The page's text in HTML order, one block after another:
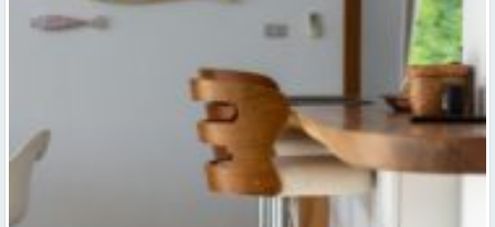
Ko darīt ar kolēģiem vasarā, 10 aktīvas idejas komandas saliedēšanas
pasākumam